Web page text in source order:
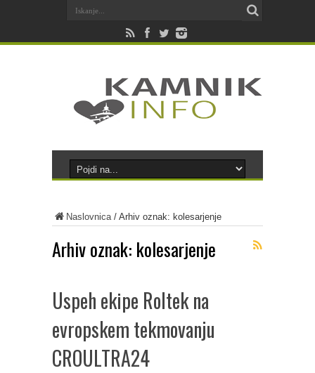
Naslovnica/ Arhiv oznak: kolesarjenje
Arhiv oznak: kolesarjenje
Uspeh ekipe Roltek na
evropskem tekmovanju
CROULTRA24